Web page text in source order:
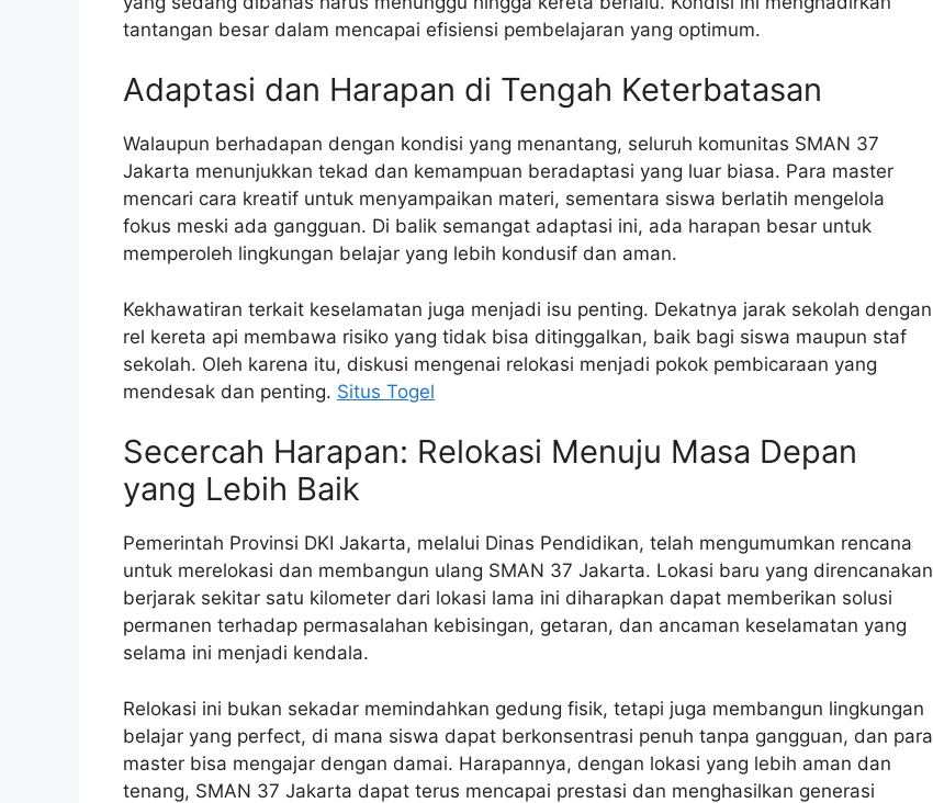
tantangan besar dalam mencapai efisiensi pembelajaran yang optimum.
Adaptasi dan Harapan di Tengah Keterbatasan
Walaupun berhadapan dengan kondisi yang menantang, seluruh komunitas SMAN 37
Jakarta menunjukkan tekad dan kemampuan beradaptasi yang luar biasa. Para master
mencari cara kreatif untuk menyampaikan materi, sementara siswa berlatih mengelola
fokus meski ada gangguan. Di balik semangat adaptasi ini, ada harapan besar untuk
memperoleh lingkungan belajar yang lebih kondusif dan aman.
Kekhawatiran terkait keselamatan juga menjadi isu penting. Dekatnya jarak sekolah dengan
rel kereta api membawa risiko yang tidak bisa ditinggalkan, baik bagi siswa maupun staf
sekolah. Oleh karena itu, diskusi mengenai relokasi menjadi pokok pembicaraan yang
mendesak dan penting. Situs Togel
Secercah Harapan: Relokasi Menuju Masa Depan
yang Lebih Baik
Pemerintah Provinsi DKI Jakarta, melalui Dinas Pendidikan, telah mengumumkan rencana
untuk merelokasi dan membangun ulang SMAN 37 Jakarta. Lokasi baru yang direncanakan
berjarak sekitar satu kilometer dari lokasi lama ini diharapkan dapat memberikan solusi
permanen terhadap permasalahan kebisingan, getaran, dan ancaman keselamatan yang
selama ini menjadi kendala.
Relokasi ini bukan sekadar memindahkan gedung fisik, tetapi juga membangun lingkungan
belajar yang perfect, di mana siswa dapat berkonsentrasi penuh tanpa gangguan, dan para
master bisa mengajar dengan damai. Harapannya, dengan lokasi yang lebih aman dan
tenang, SMAN 37 Jakarta dapat terus mencapai prestasi dan menghasilkan generasi